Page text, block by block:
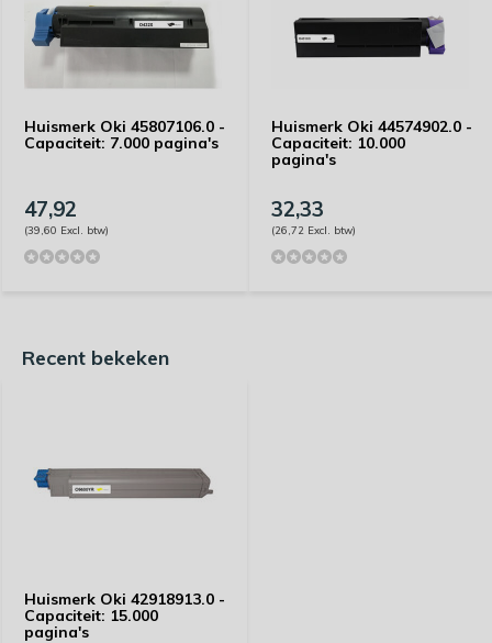
Huismerk Oki 45807106.0 -
Capaciteit: 7.000 pagina's
47,92
(39,60 Excl. btw)
Huismerk Oki 44574902.0 -
Capaciteit: 10.000
pagina's
32,33
(26,72 Excl. btw)
Recent bekeken
Huismerk Oki 42918913.0 -
Capaciteit: 15.000
pagina's